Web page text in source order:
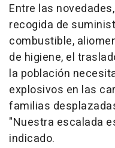
Entre las
recogida de
combustible,
de higiene, el
la población
explosivos en las
familias
"Nuestra escalada
indicado.